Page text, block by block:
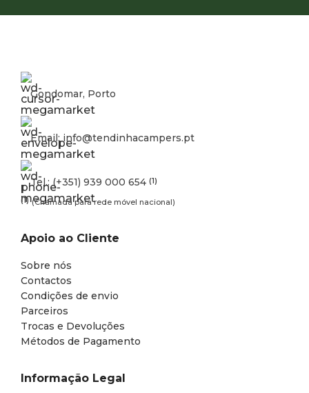
Gondomar, Porto
Email: info@tendinhacampers.pt
Tel.: (+351) 939 000 654 (1)
(1) (Chamada para rede móvel nacional)
Apoio ao Cliente
Sobre nós
Contactos
Condições de envio
Parceiros
Trocas e Devoluções
Métodos de Pagamento
Informação Legal